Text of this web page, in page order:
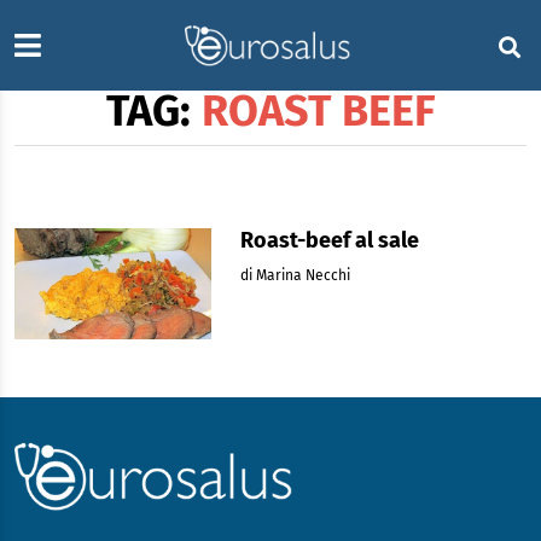
TAG: ROAST BEEF
Roast-beef al sale
di Marina Necchi